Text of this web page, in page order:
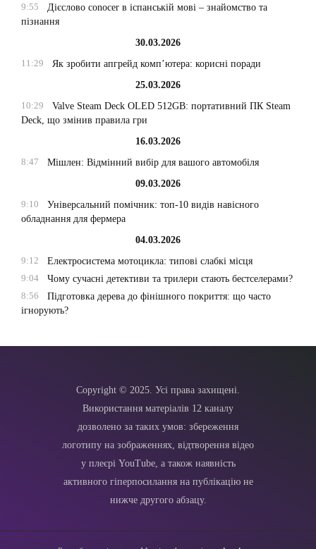
9:55
Дієслово conocer в іспанській мові – знайомство та
пізнання
30.03.2026
11:29
Як зробити апгрейд комп’ютера: корисні поради
25.03.2026
10:29
Valve Steam Deck OLED 512GB: портативний ПК Steam
Deck, що змінив правила гри
16.03.2026
8:47
Мішлен: Відмінний вибір для вашого автомобіля
09.03.2026
9:10
Універсальний помічник: топ-10 видів навісного
обладнання для фермера
04.03.2026
9:12
Електросистема мотоцикла: типові слабкі місця
9:04
Чому сучасні детективи та трилери стають бестселерами?
8:56
Підготовка дерева до фінішного покриття: що часто
ігнорують?
Copyright © 2025. Усі права захищені.
Використання матеріалів 12 каналу
дозволено за таких умов: збереження
логотипу на зображеннях, відтворення відео
у плеєрі YouTube, а також наявність
активного гіперпосилання на публікацію не
нижче другого абзацу.